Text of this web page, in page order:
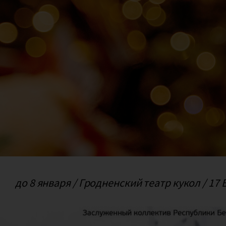
до 8 января / Гродненский театр кукол / 17